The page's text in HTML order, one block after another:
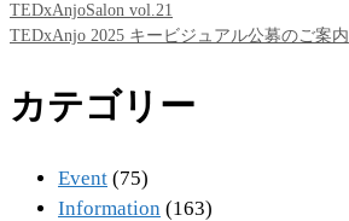
TEDxAnjoSalon vol.21
TEDxAnjo 2025 キービジュアル公募のご案内
カテゴリー
Event (75)
Information (163)